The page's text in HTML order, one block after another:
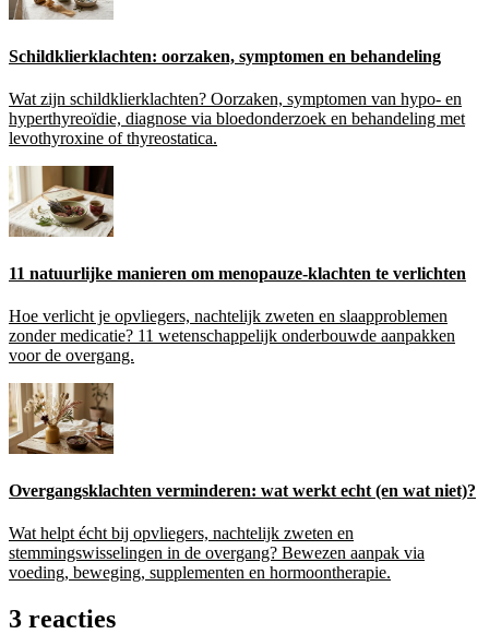
Schildklierklachten: oorzaken, symptomen en behandeling
Wat zijn schildklierklachten? Oorzaken, symptomen van hypo- en
hyperthyreoïdie, diagnose via bloedonderzoek en behandeling met
levothyroxine of thyreostatica.
11 natuurlijke manieren om menopauze-klachten te verlichten
Hoe verlicht je opvliegers, nachtelijk zweten en slaapproblemen
zonder medicatie? 11 wetenschappelijk onderbouwde aanpakken
voor de overgang.
Overgangsklachten verminderen: wat werkt echt (en wat niet)?
Wat helpt écht bij opvliegers, nachtelijk zweten en
stemmingswisselingen in de overgang? Bewezen aanpak via
voeding, beweging, supplementen en hormoontherapie.
3 reacties